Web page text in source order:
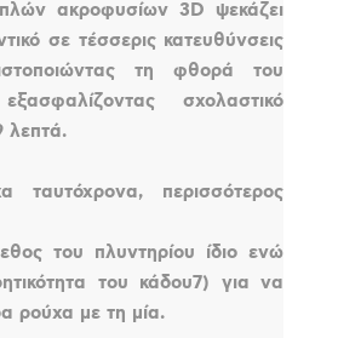
ακροφυσίων 3D ψεκάζει
σε τέσσερις κατευθύνσεις
τη φθορά του
σχολαστικό
λεπτά.
ταυτόχρονα, περισσότερος
του πλυντηρίου ίδιο ενώ
του κάδου7) για να
ρούχα με τη μία.